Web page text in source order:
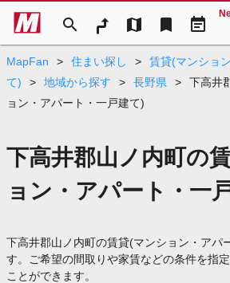
search map bookmark event_note
MapFan > 住まい探し >
賃貸(マンショ
て)
> 地域から探す > 長野県 >
下高井
ョン・アパート・一戸建て)
下高井郡山ノ内町の
ョン・アパート・一
下高井郡山ノ内町の賃貸(マンション・アパ
す。ご希望の間取りや家賃などの条件を指
ことができます。